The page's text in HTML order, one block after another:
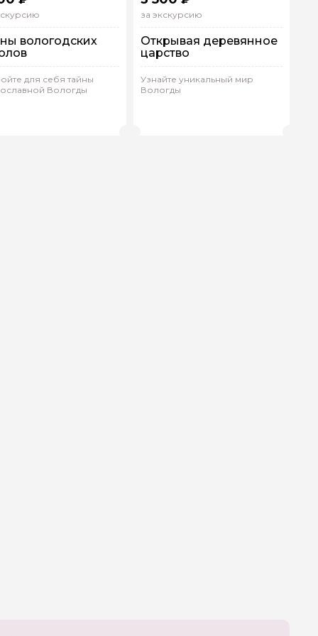
вологодских
для себя тайны
Вологды
за экскурсию
Открывая деревянное
царство
Узнайте уникальный мир
Вологды
Индивидуальная
Пешком